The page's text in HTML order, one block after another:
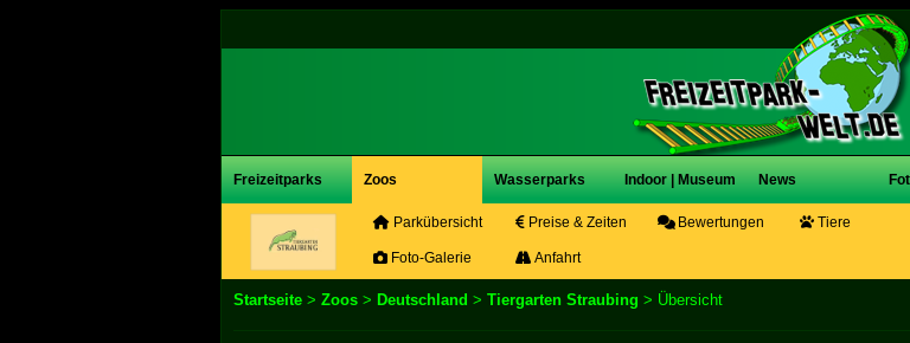
Freizeitparks Zoos Wasserparks Indoor | Museum News
Parkübersicht Preise & Zeiten Bewertungen Tiere
Foto-Galerie Anfahrt
Startseite > Zoos > Deutschland > Tiergarten Straubing > Übersicht